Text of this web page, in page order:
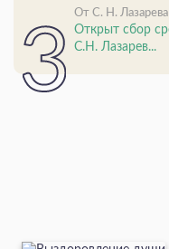
От С. Н. Лазарева
Открыт сбор
С.Н. Лазарев...